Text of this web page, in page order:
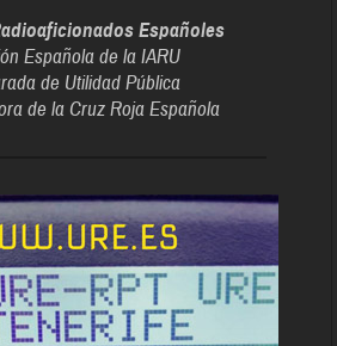
Españoles
Española de la IARU
de Utilidad Pública
de la Cruz Roja Española